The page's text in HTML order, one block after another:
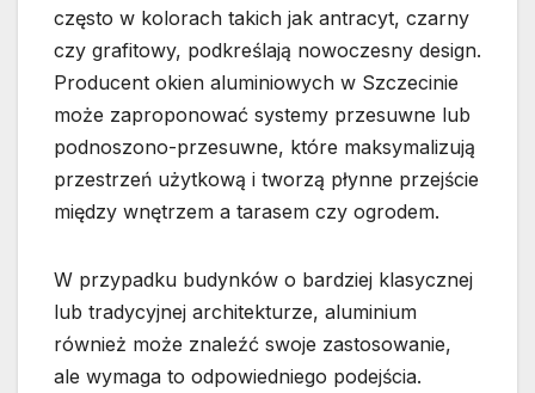
często w kolorach takich jak antracyt, czarny
czy grafitowy, podkreślają nowoczesny design.
Producent okien aluminiowych w Szczecinie
może zaproponować systemy przesuwne lub
podnoszono-przesuwne, które maksymalizują
przestrzeń użytkową i tworzą płynne przejście
między wnętrzem a tarasem czy ogrodem.
W przypadku budynków o bardziej klasycznej
lub tradycyjnej architekturze, aluminium
również może znaleźć swoje zastosowanie,
ale wymaga to odpowiedniego podejścia.